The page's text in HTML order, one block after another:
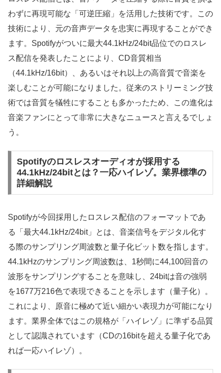
わずに再現可能な「可逆圧縮」を活用した技術です。この
技術により、元の音声データを忠実に再現することができ
ます。Spotifyがついに最大44.1kHz/24bit品位でのロスレ
ス配信を発表したことにより、CD音質相当
（44.1kHz/16bit）、あるいはそれ以上の高音質で音楽を
楽しむことが可能になりました。従来のストリーミング技
術では音質を犠牲にすることも多かったため、この進化は
音楽ファンにとって非常に大きなニュースと言えるでしょ
う。
Spotifyのロスレスオーディオが採用する
44.1kHz/24bitとは？一応ハイレゾ。業界標準の
詳細解説
Spotifyが今回採用したロスレス配信のフォーマットであ
る「最大44.1kHz/24bit」とは、音楽信号をデジタル化す
る際のサンプリング周波数と量子化ビット数を指します。
44.1kHzのサンプリング周波数は、1秒間に44,100回音の
波形をサンプリングすることを意味し、24bitは音の強弱
を1677万216色で表現できることを示します（量子化）。
これにより、原音に極めて近い細かい表現力が可能になり
ます。業界全体ではこの規格が「ハイレゾ」に準ずる品質
として認識されています（CDの16bitを超える量子化であ
れば一応ハイレゾ）。